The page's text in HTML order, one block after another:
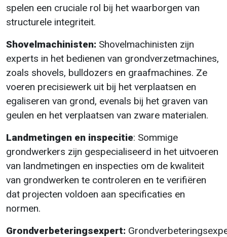
spelen een cruciale rol bij het waarborgen van
structurele integriteit.
Shovelmachinisten: Shovelmachinisten zijn
experts in het bedienen van grondverzetmachines,
zoals shovels, bulldozers en graafmachines. Ze
voeren precisiewerk uit bij het verplaatsen en
egaliseren van grond, evenals bij het graven van
geulen en het verplaatsen van zware materialen.
Landmetingen en inspecitie: Sommige
grondwerkers zijn gespecialiseerd in het uitvoeren
van landmetingen en inspecties om de kwaliteit
van grondwerken te controleren en te verifiëren
dat projecten voldoen aan specificaties en
normen.
Grondverbeteringsexpert: